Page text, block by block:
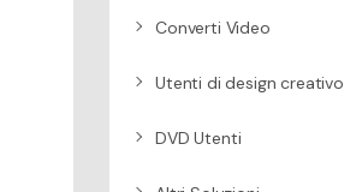
Converti Video
Utenti di design creativo
DVD Utenti